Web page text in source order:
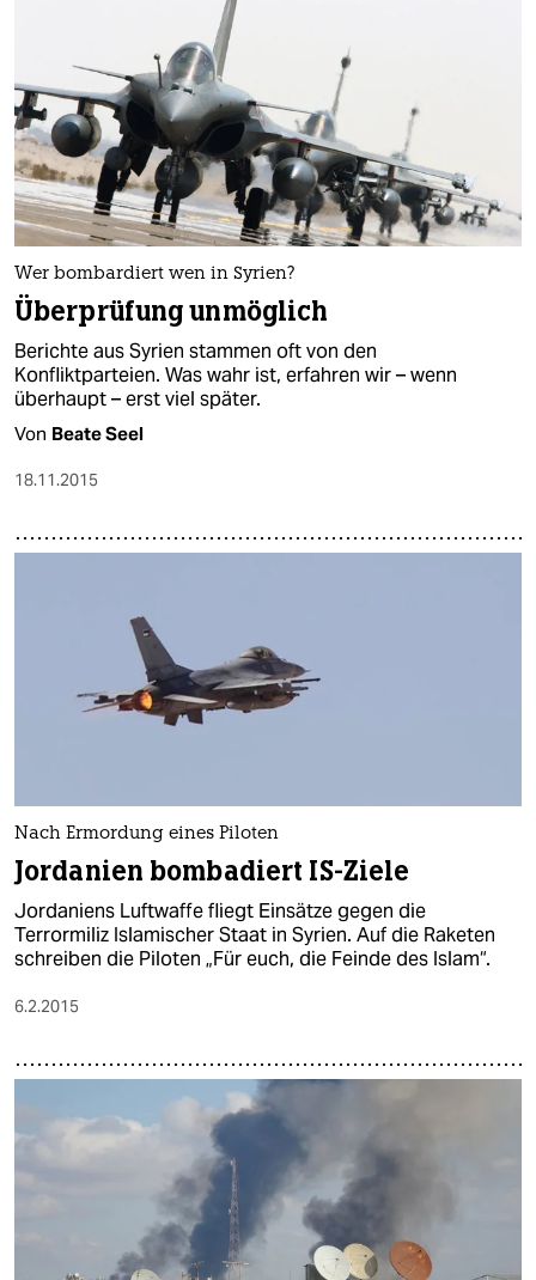
Wer bombardiert wen in Syrien?
Überprüfung unmöglich
Berichte aus Syrien stammen oft von den
Konfliktparteien. Was wahr ist, erfahren wir – wenn
überhaupt – erst viel später.
Von Beate Seel
18.11.2015
Nach Ermordung eines Piloten
Jordanien bombadiert IS-Ziele
Jordaniens Luftwaffe fliegt Einsätze gegen die
Terrormiliz Islamischer Staat in Syrien. Auf die Raketen
schreiben die Piloten „Für euch, die Feinde des Islam“.
6.2.2015